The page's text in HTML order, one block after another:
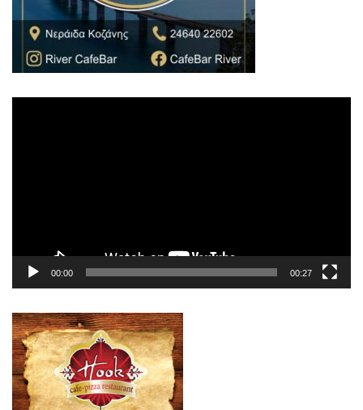
00:00 00:27